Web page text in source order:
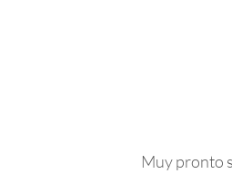
Muy pronto